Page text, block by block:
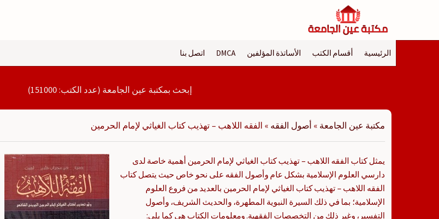
الرئيسية أقسام الكتب الأساتذة المؤلفين DMCA اتصل بنا
إبحث بمكتبة عين الجامعة (عدد الكتب: 151000)
مكتبة عين الجامعة » أصول الفقه » الفقه اللاهب – تهذيب كتاب الغياثي لإمام الحرمين
يمثل كتاب الفقه اللاهب – تهذيب كتاب الغياثي لإمام الحرمين أهمية خاصة لدى
دارسي العلوم الإسلامية بشكل عام وأصول الفقه على نحو خاص حيث يتصل كتاب
الفقه اللاهب – تهذيب كتاب الغياثي لإمام الحرمين بالعديد من فروع العلوم
الإسلامية؛ بما في ذلك السيرة النبوية المطهرة، والحديث الشريف، وأصول
التفسير، وغير ذلك من التخصصات الفقهية. ومعلومات الكتاب هي كما يلي: